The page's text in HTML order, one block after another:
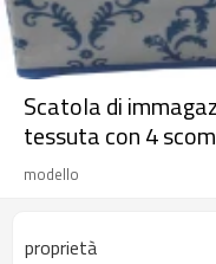
Scatola di
tessuta con 4
modello
proprietà